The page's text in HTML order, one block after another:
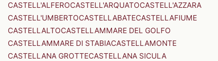
CASTELL'ALFEROCASTELL'ARQUATOCASTELL'AZZARA
CASTELL'UMBERTOCASTELLABATECASTELLAFIUME
CASTELLALTOCASTELLAMMARE DEL GOLFO
CASTELLAMMARE DI STABIACASTELLAMONTE
CASTELLANA GROTTECASTELLANA SICULA